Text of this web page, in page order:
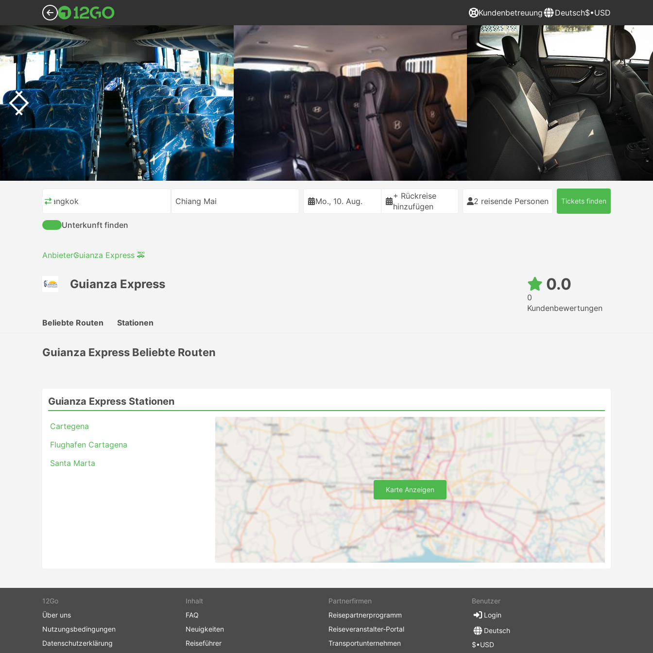
Kundenbetreuung Deutsch$•USD
Bangkok Chiang Mai Mo., 10. Aug.
+ Rückreise
hinzufügen
2 reisende Personen Tickets finden
Unterkunft finden
AnbieterGuianza Express 🚕
Guianza Express 0.0
0
Kundenbewertungen
Beliebte Routen
Stationen
Guianza Express Beliebte Routen
Guianza Express Stationen
Cartegena
Flughafen Cartagena
Santa Marta
Karte Anzeigen
12Go
Über uns
Nutzungsbedingungen
Datenschutzerklärung
Inhalt
FAQ
Neuigkeiten
Reiseführer
Partnerfirmen
Reisepartnerprogramm
Reiseveranstalter-Portal
Transportunternehmen
Benutzer
Login
Deutsch
$•USD